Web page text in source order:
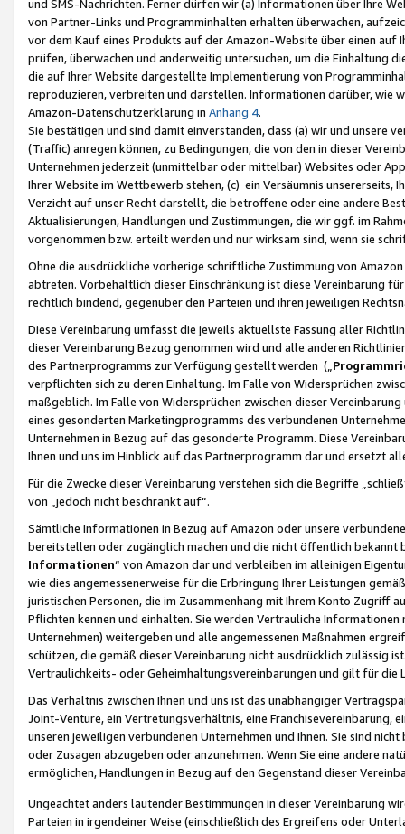
und SMS-Nachrichten. Ferner dürfen wir (a) Informationen über Ihre
von Partner-Links und Programminhalten erhalten überwachen,
vor dem Kauf eines Produkts auf der Amazon-Website über einen
prüfen, überwachen und anderweitig untersuchen, um die Einhaltung
die auf Ihrer Website dargestellte Implementierung von
reproduzieren, verbreiten und darstellen. Informationen darüber, wie
Amazon-Datenschutzerklärung in Anhang 4.
Sie bestätigen und sind damit einverstanden, dass (a) wir und
(Traffic) anregen können, zu Bedingungen, die von den in dieser
Unternehmen jederzeit (unmittelbar oder mittelbar) Websites oder
Ihrer Website im Wettbewerb stehen, (c) ein Versäumnis unsererseits,
Verzicht auf unser Recht darstellt, die betroffene oder eine andere
Aktualisierungen, Handlungen und Zustimmungen, die wir ggf. im
vorgenommen bzw. erteilt werden und nur wirksam sind, wenn sie
Ohne die ausdrückliche vorherige schriftliche Zustimmung von
abtreten. Vorbehaltlich dieser Einschränkung ist diese Vereinbarung
rechtlich bindend, gegenüber den Parteien und ihren jeweiligen
Diese Vereinbarung umfasst die jeweils aktuellste Fassung aller
dieser Vereinbarung Bezug genommen wird und alle anderen
des Partnerprogramms zur Verfügung gestellt werden („
verpflichten sich zu deren Einhaltung. Im Falle von Widersprüchen
maßgeblich. Im Falle von Widersprüchen zwischen dieser
eines gesonderten Marketingprogramms des verbundenen
Unternehmen in Bezug auf das gesonderte Programm. Diese
Ihnen und uns im Hinblick auf das Partnerprogramm dar und ersetzt
Für die Zwecke dieser Vereinbarung verstehen sich die Begriffe
von „jedoch nicht beschränkt auf“.
Sämtliche Informationen in Bezug auf Amazon oder unsere
bereitstellen oder zugänglich machen und die nicht öffentlich
Informationen“ von Amazon dar und verbleiben im alleinigen
wie dies angemessenerweise für die Erbringung Ihrer Leistungen
juristischen Personen, die im Zusammenhang mit Ihrem Konto
Pflichten kennen und einhalten. Sie werden Vertrauliche
Unternehmen) weitergeben und alle angemessenen Maßnahmen
schützen, die gemäß dieser Vereinbarung nicht ausdrücklich zulässig
Vertraulichkeits- oder Geheimhaltungsvereinbarungen und gilt für die
Das Verhältnis zwischen Ihnen und uns ist das unabhängiger
Joint-Venture, ein Vertretungsverhältnis, eine Franchisevereinbarung,
unseren jeweiligen verbundenen Unternehmen und Ihnen. Sie sind
oder Zusagen abzugeben oder anzunehmen. Wenn Sie eine andere
ermöglichen, Handlungen in Bezug auf den Gegenstand dieser
Ungeachtet anders lautender Bestimmungen in dieser Vereinbarung
Parteien in irgendeiner Weise (einschließlich des Ergreifens oder